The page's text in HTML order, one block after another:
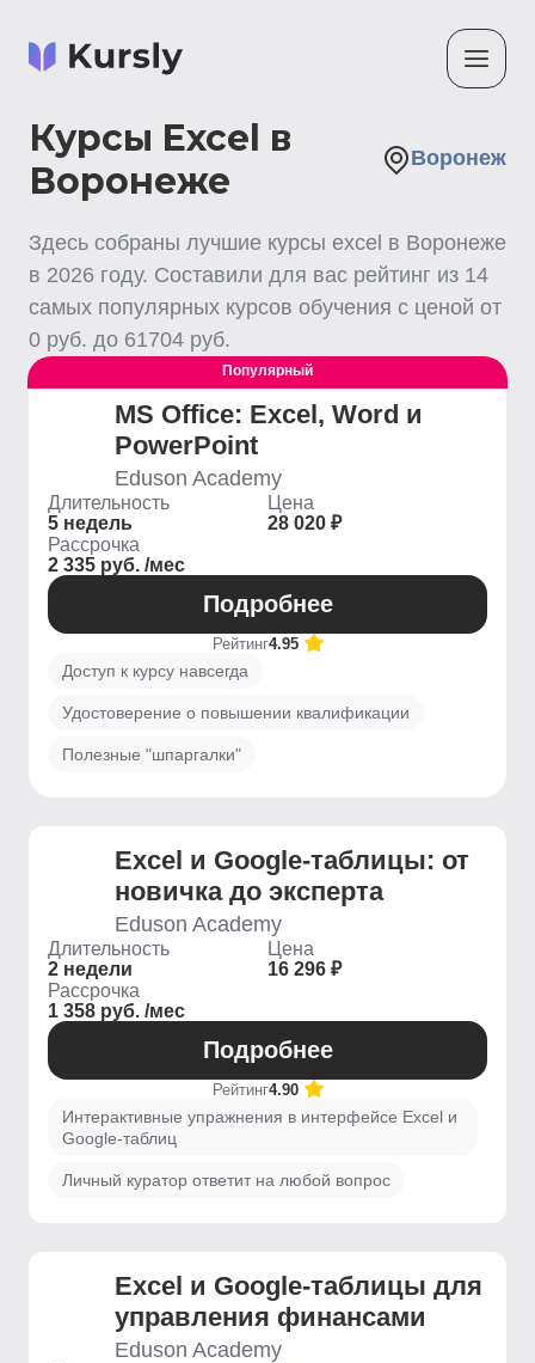
Курсы Excel в
Воронеже
Воронеж
Здесь собраны лучшие курсы excel в Воронеже
в 2026 году. Составили для вас рейтинг из 14
самых популярных курсов обучения с ценой от
0 руб. до 61704 руб.
Популярный
MS Office: Excel, Word и
PowerPoint
Eduson Academy
Длительность
5 недель
Цена
28 020 ₽
Рассрочка
2 335 руб. /мес
Подробнее
Рейтинг4.95
Доступ к курсу навсегда
Удостоверение о повышении квалификации
Полезные "шпаргалки"
Excel и Google-таблицы: от
новичка до эксперта
Eduson Academy
Длительность
2 недели
Цена
16 296 ₽
Рассрочка
1 358 руб. /мес
Подробнее
Рейтинг4.90
Интерактивные упражнения в интерфейсе Excel и
Google-таблиц
Личный куратор ответит на любой вопрос
Excel и Google-таблицы для
управления финансами
Eduson Academy